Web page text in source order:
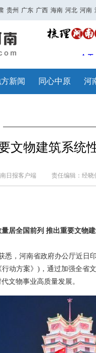
贵州 广东 广西 海南 河北 河南
新闻 同心中原 河
文物建筑系统
日报客户端 责任编辑：经晓
居全国前列 推出重要文物
，河南省政府办公厅近日
动方案》)，通过加强全省
文物事业高质量发展。